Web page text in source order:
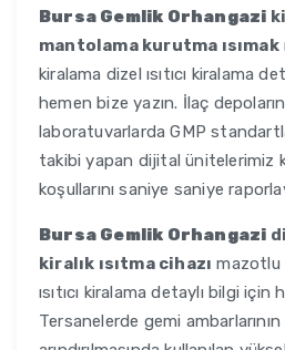
Bursa Gemlik Orhangazi
mantolama kurutma ısımak
kiralama dizel ısıtıcı kiralama
hemen bize yazın. İlaç
laboratuvarlarda GMP
takibi yapan dijital ünitelerimiz
koşullarını saniye saniye
Bursa Gemlik Orhangazi
kiralık ısıtma cihazı mazotlu
ısıtıcı kiralama detaylı bilgi için
Tersanelerde gemi